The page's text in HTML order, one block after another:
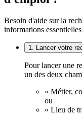
Besoin d'aide sur la
informations
1. Lancer votre
Pour lancer une
un des deux
« Métier,
ou
« Lieu de